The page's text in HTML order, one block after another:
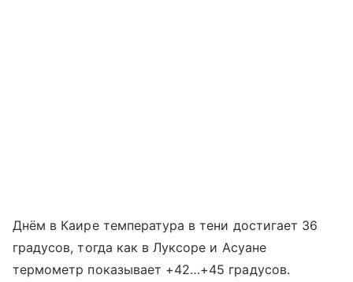
Днём в Каире температура в тени достигает 36
градусов, тогда как в Луксоре и Асуане
термометр показывает +42…+45 градусов.